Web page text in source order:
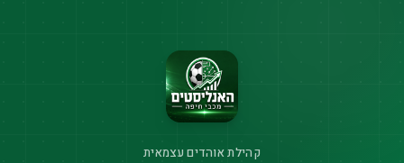
קהילת אוהדים עצמאית